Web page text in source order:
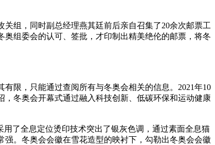
组，同时副总经理燕其廷前后亲自召集了20余次邮票工
组委会的认可、签批，才印制出精美绝伦的邮票，将冬
限，只能通过查阅所有与冬奥会相关的信息。2021年10
冬奥会开幕式通过融入科技创新、低碳环保和运动健康
了全息定位烫印技术突出了银灰色调，通过素面全息猫
。冬奥会会徽在雪花造型的映衬下，勾勒出冬奥会会徽